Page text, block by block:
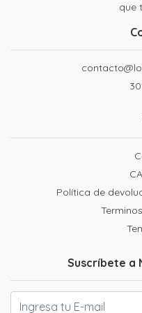
que
Política de
Suscríbete a